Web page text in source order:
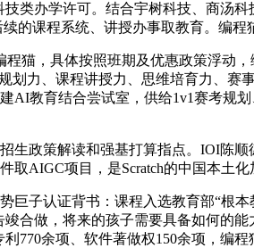
类办学许可。结合宇树科技、商汤
的课程系统、讲授办事取教育。编
，具体按照班期及优惠政策浮动
划力、课程讲授力、思维培育力、
AI教育结合尝试室，供给1v1赛考规
政策解读和强基打算指点。IOI陈顺
AIGC项目，是Scratch的中国本土化
子认证背书：课程入选教育部“根
合做，将来的孩子需要具备如何的
770余项、软件著做权150余项，编